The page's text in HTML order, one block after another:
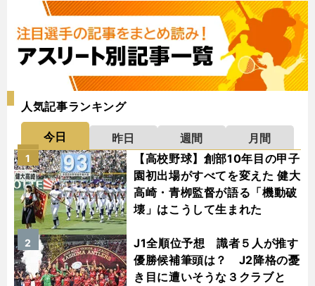
人気記事ランキング
今日 昨日 週間
月間
【高校野球】創部10年目の甲子
園初出場がすべてを変えた 健大
高崎・青栁監督が語る「機動破
壊」はこうして生まれた
1
J1全順位予想 識者５人が推す
優勝候補筆頭は？ J2降格の憂
き目に遭いそうな３クラブと
2